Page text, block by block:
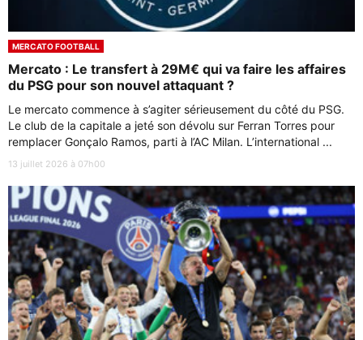
MERCATO FOOTBALL
Mercato : Le transfert à 29M€ qui va faire les affaires
du PSG pour son nouvel attaquant ?
Le mercato commence à s’agiter sérieusement du côté du PSG.
Le club de la capitale a jeté son dévolu sur Ferran Torres pour
remplacer Gonçalo Ramos, parti à l’AC Milan. L’international ...
13 juillet 2026 à 07h00